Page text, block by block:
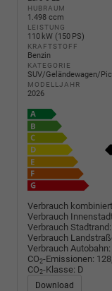
HUBRAUM
1.498 ccm
LEISTUNG
110 kW (150 PS)
KRAFTSTOFF
Benzin
KATEGORIE
SUV/Geländewagen/
MODELLJAHR
2026
Verbrauch
Verbrauch
Verbrauch Stadtrand:
Verbrauch
Verbrauch Autobahn:
CO2-Emissionen:
CO2-Klasse: D
Download